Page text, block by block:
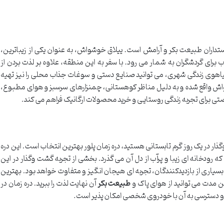
طبیعت بکر و آرامش است. ییلاق خوشواش، به عنوان یکی از زیباترین،
گردشگران به شمار می رود. با سفر به این منطقه، علاوه بر لذت بردن از
زندگی شهری، می توانید صنایع دستی و سوغات جذاب محلی را نیز تهیه
خوشواش واقع شده و به دلیل مناظر کوهستانی، چمنزارهای سرسبز و هوای مطبوع،
تجربه زندگی روستایی و خرید محصولات ارگانیک فراهم می کند.
در یک روز گرم تابستانی هستید، دره زمان پلور بهترین انتخاب است. این دره
۲۳۰۰ متری از سطح دریاست که رودخانه ای زیبا و پرآب از دل آن می گذرد. بخشی از تجربه گشت وگذار در این
از بازدیدکنندگان، تجربه ای هیجان انگیز و متفاوت خواهد بود. بهترین
مدت می توانید از هوای پاک وطبیعت بکرآن نهایت لذت را ببرید. دره زمان در
و دسترسی به آن با خودروی شخصی امکان پذیر است.